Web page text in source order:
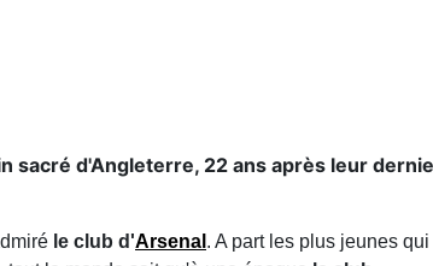
sacré d'Angleterre, 22 ans après leur
le club d'Arsenal . A part les plus jeunes qui